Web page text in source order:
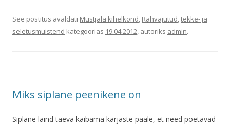
See postitus avaldati Mustjala kihelkond, Rahvajutud,tekke- ja
seletusmuistend kategoorias 19.04.2012, autoriks admin.
Miks siplane peenikene on
Siplane läind taeva kaibama karjaste pääle, et need poetavad